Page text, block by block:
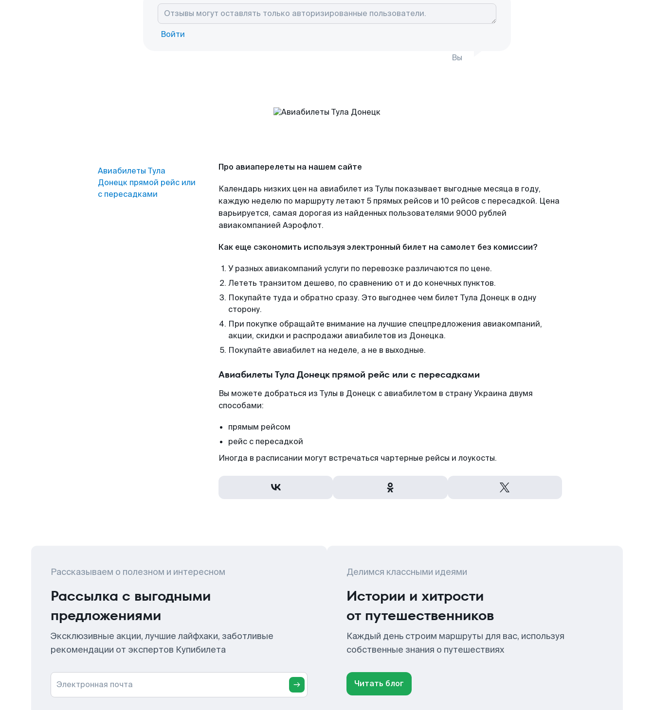
Войти
Вы
Авиабилеты Тула
Донецк прямой рейс или
с пересадками
Про авиаперелеты на нашем сайте
Календарь низких цен на авиабилет из Тулы показывает выгодные месяца в году,
каждую неделю по маршруту летают 5 прямых рейсов и 10 рейсов с пересадкой. Цена
варьируется, самая дорогая из найденных пользователями 9000 рублей
авиакомпанией Аэрофлот.
Как еще сэкономить используя электронный билет на самолет без комиссии?
У разных авиакомпаний услуги по перевозке различаются по цене.
Лететь транзитом дешево, по сравнению от и до конечных пунктов.
Покупайте туда и обратно сразу. Это выгоднее чем билет Тула Донецк в одну
сторону.
При покупке обращайте внимание на лучшие спецпредложения авиакомпаний,
акции, скидки и распродажи авиабилетов из Донецка.
Покупайте авиабилет на неделе, а не в выходные.
Авиабилеты Тула Донецк прямой рейс или с пересадками
Вы можете добраться из Тулы в Донецк с авиабилетом в страну Украина двумя
способами:
прямым рейсом
рейс с пересадкой
Иногда в расписании могут встречаться чартерные рейсы и лоукосты.
Рассказываем о полезном и интересном
Рассылка с выгодными
предложениями
Эксклюзивные акции, лучшие лайфхаки, заботливые
рекомендации от экспертов Купибилета
Электронная почта
Делимся классными идеями
Истории и хитрости
от путешественников
Каждый день строим маршруты для вас, используя
собственные знания о путешествиях
Читать блог